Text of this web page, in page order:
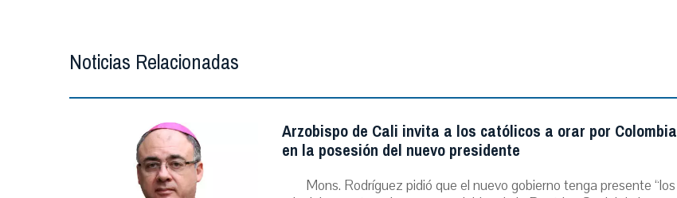
Noticias Relacionadas
Arzobispo de Cali invita a los católicos a orar por Colombia
en la posesión del nuevo presidente
Mons. Rodríguez pidió que el nuevo gobierno tenga presente “los